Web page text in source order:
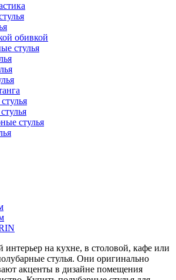
обивкой
стулья
стулья
интерьер на кухне, в столовой, кафе или
стулья. Они оригинально
акценты в дизайне помещения